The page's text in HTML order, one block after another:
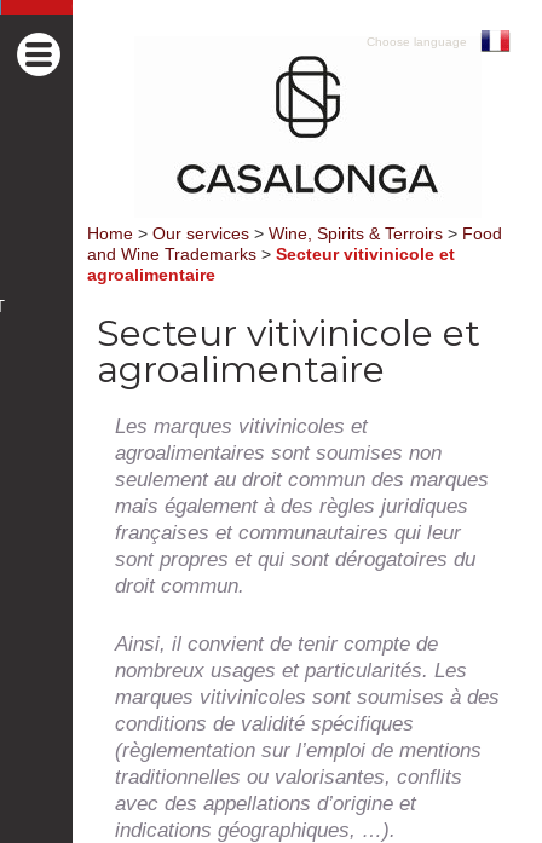
Choose language
Home > Our services > Wine, Spirits & Terroirs > Food
and Wine Trademarks > Secteur vitivinicole et
agroalimentaire
Secteur vitivinicole et
agroalimentaire
Les marques vitivinicoles et
agroalimentaires sont soumises non
seulement au droit commun des marques
mais également à des règles juridiques
françaises et communautaires qui leur
sont propres et qui sont dérogatoires du
droit commun.
Ainsi, il convient de tenir compte de
nombreux usages et particularités. Les
marques vitivinicoles sont soumises à des
conditions de validité spécifiques
(règlementation sur l’emploi de mentions
traditionnelles ou valorisantes, conflits
avec des appellations d’origine et
indications géographiques, …).